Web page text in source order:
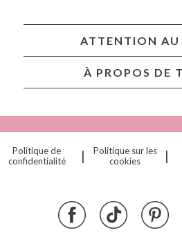
Cristina de Jos'h
Djeco
ATTENTION AU
À PROPOS DE
Politique de
confidentialité
|
Politique sur les
cookies
|